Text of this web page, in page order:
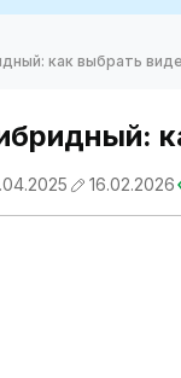
как выбрать
16.02.2026